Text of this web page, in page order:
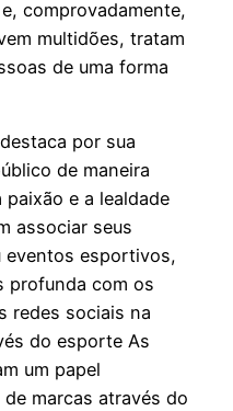
comprovadamente,
multidões, tratam
de uma forma
por sua
de maneira
e a lealdade
associar seus
eventos esportivos,
profunda com os
redes sociais na
do esporte As
um papel
marcas através do